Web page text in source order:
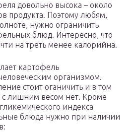
довольно высока – около
продукта. Поэтому любям,
нужно ограничить
блюд. Интересно, что
на треть менее калорийна.
картофель
организмом.
стоит оганичить и в том
с лишним весом нет. Кроме
индекса
блюда нужно при наличии